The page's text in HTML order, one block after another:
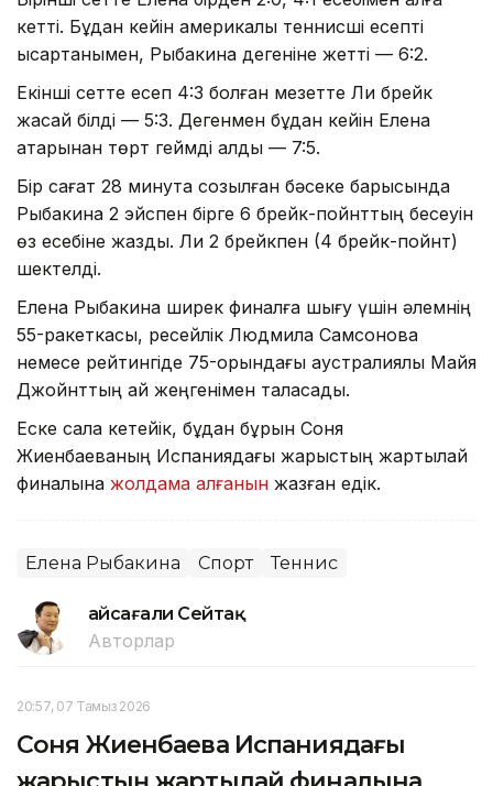
кетті. Бұдан кейін америкалық теннисші есепті
қысқартқанымен, Рыбакина дегеніне жетті — 6:2.
Екінші сетте есеп 4:3 болған мезетте Ли брейк
жасай білді — 5:3. Дегенмен бұдан кейін Елена
қатарынан төрт геймді алды — 7:5.
Бір сағат 28 минутқа созылған бәсеке барысында
Рыбакина 2 эйспен бірге 6 брейк-пойнттың бесеуін
өз есебіне жазды. Ли 2 брейкпен (4 брейк-пойнт)
шектелді.
Елена Рыбакина ширек финалға шығу үшін әлемнің
55-ракеткасы, ресейлік Людмила Самсонова
немесе рейтингіде 75-орындағы аустралиялық Майя
Джойнттың қай жеңгенімен таласады.
Еске сала кетейік, бұдан бұрын Соня
Жиенбаеваның Испаниядағы жарыстың жартылай
финалына жолдама алғанын жазған едік.
Елена Рыбакина Спорт Теннис
Ғайсағали Сейтақ
Авторлар
20:57, 07 Тамыз 2026
Соня Жиенбаева Испаниядағы